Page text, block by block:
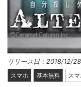
リリース日：2018/12/28
スマホ 基本無料 ス